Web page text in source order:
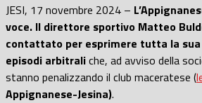
JESI, 17 novembre 2024 –
voce. Il direttore sportivo Matteo
contattato per esprimere tutta la
episodi arbitraliche, ad avviso della
stanno penalizzando il club maceratese (
Appignanese-Jesina).